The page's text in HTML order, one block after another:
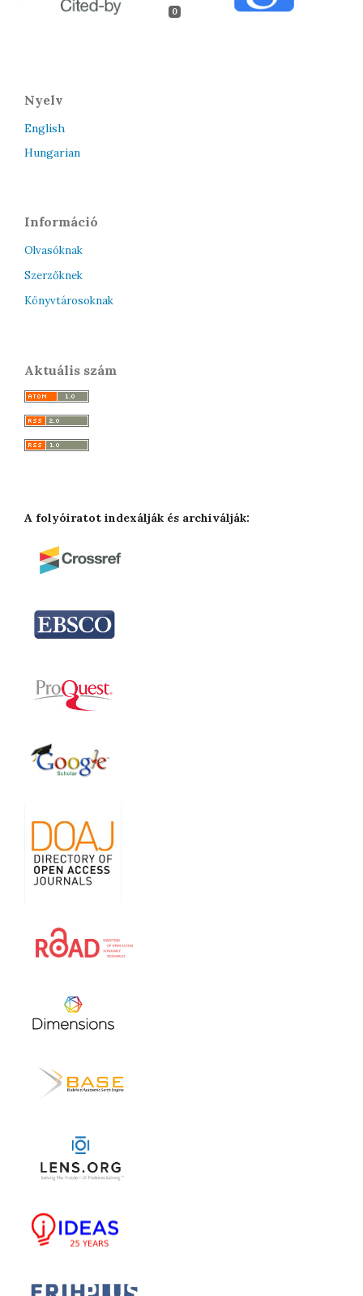
0
Nyelv
English
Hungarian
Információ
Olvasóknak
Szerzőknek
Könyvtárosoknak
Aktuális szám
A folyóiratot indexálják és archiválják: